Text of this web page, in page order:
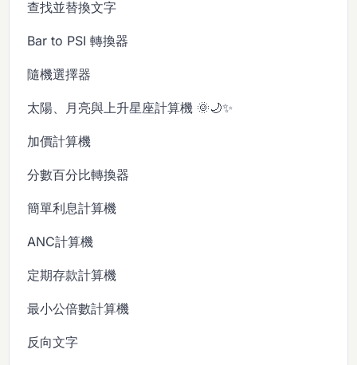
查找並替換文字
Bar to PSI 轉換器
隨機選擇器
太陽、月亮與上升星座計算機 🌞🌙✨
加價計算機
分數百分比轉換器
簡單利息計算機
ANC計算機
定期存款計算機
最小公倍數計算機
反向文字